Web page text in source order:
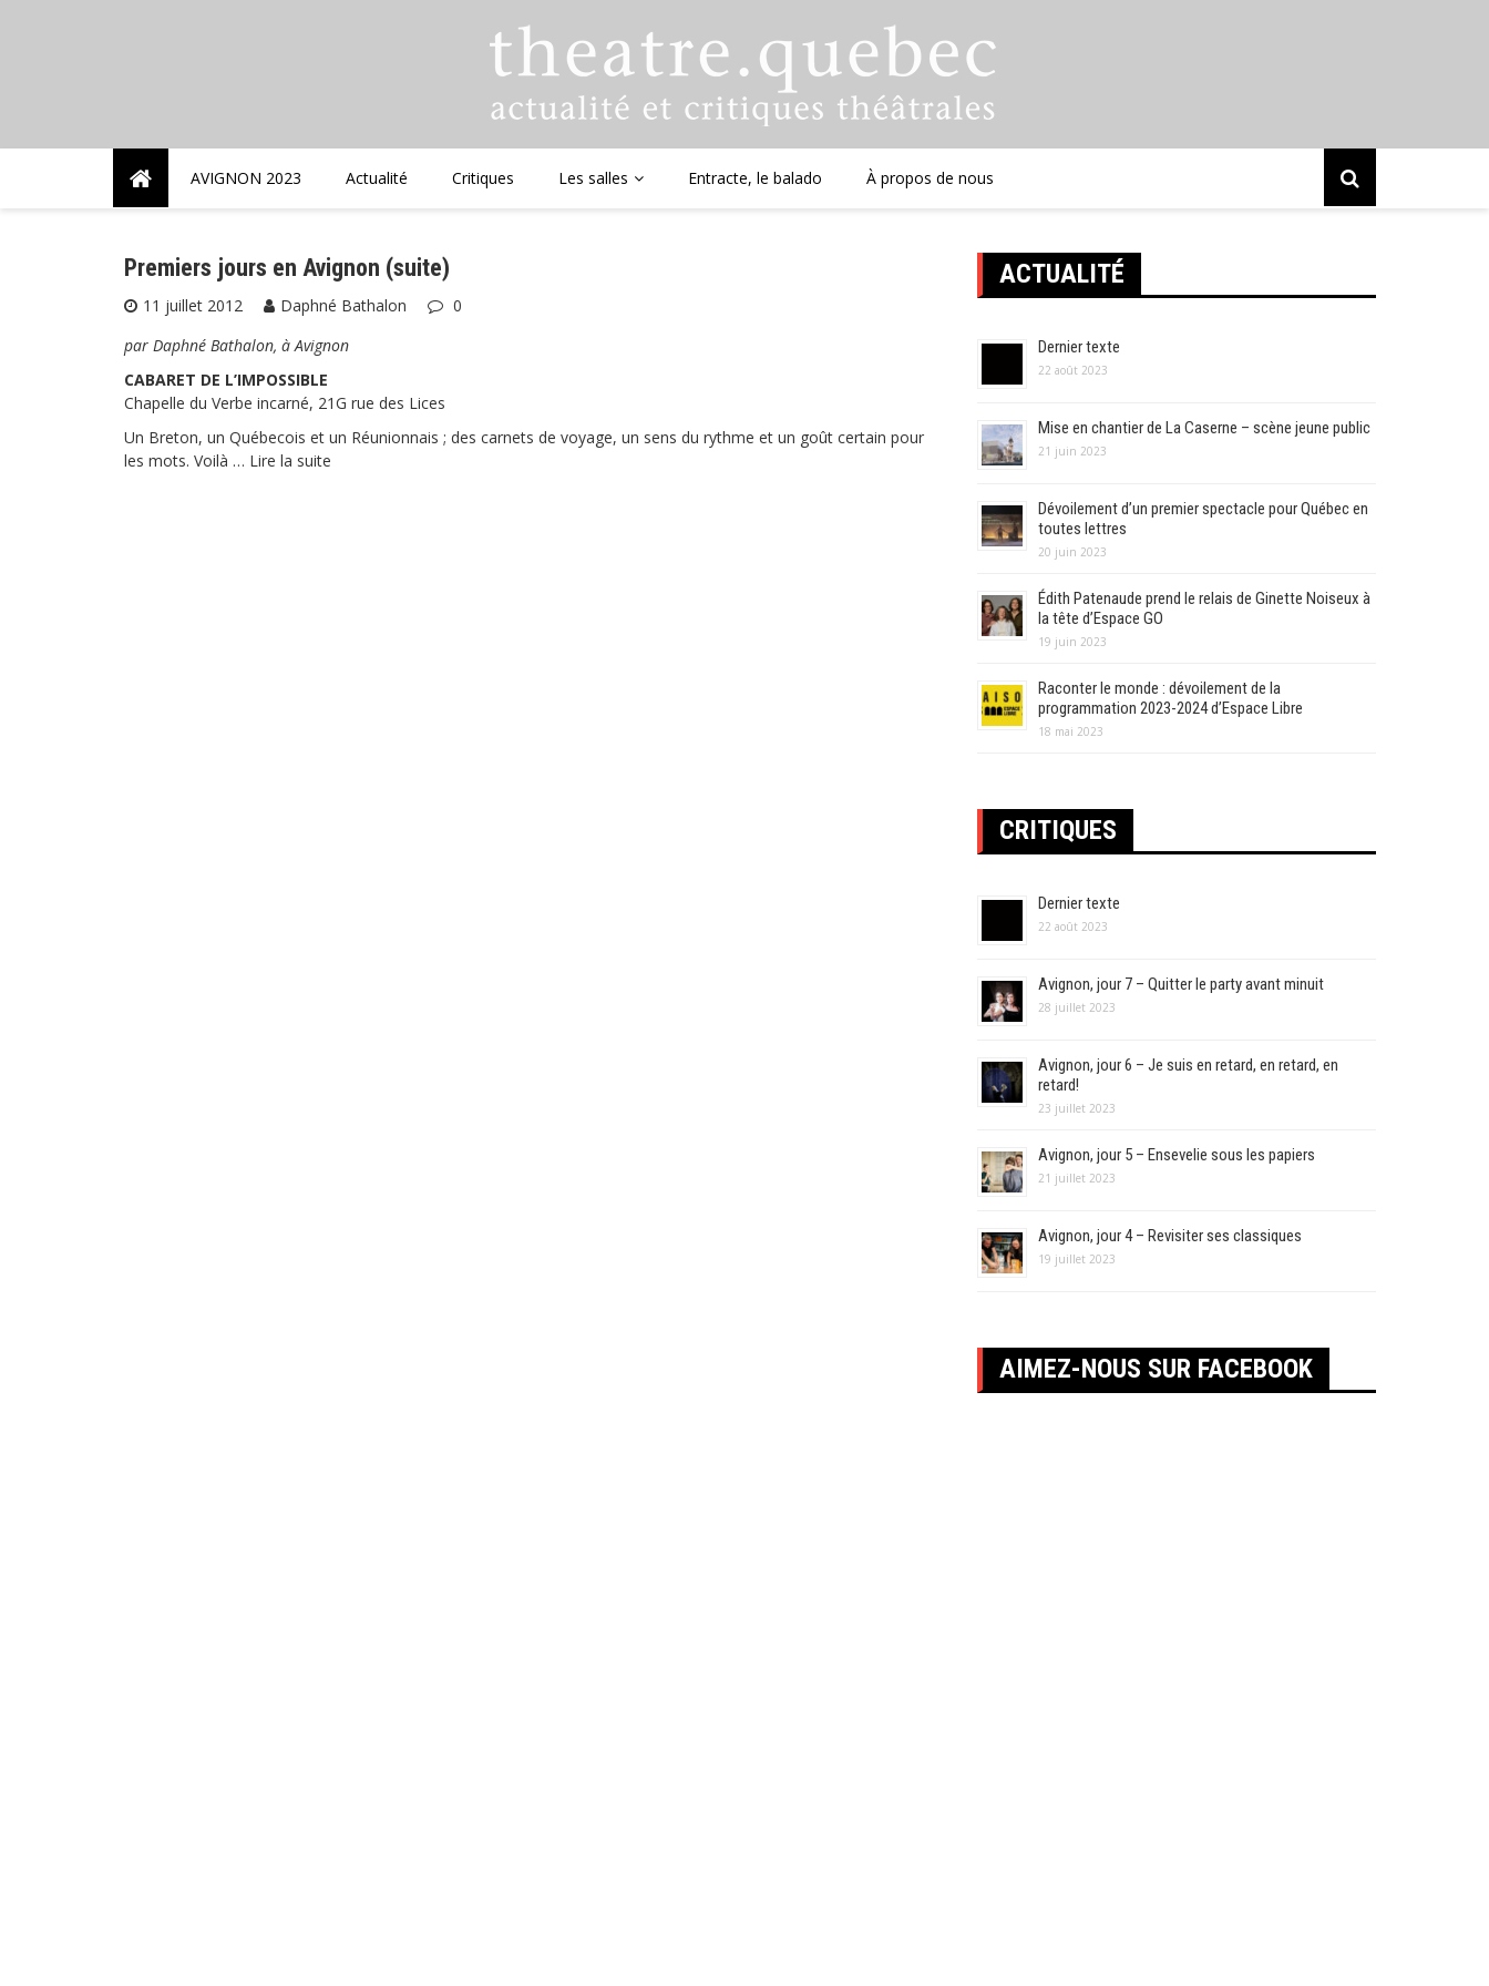
AVIGNON 2023 Actualité Critiques Les salles Entracte, le balado À propos de nous
Premiers jours en Avignon (suite)
11 juillet 2012 Daphné Bathalon
0
par Daphné Bathalon, à Avignon
CABARET DE L’IMPOSSIBLE
Chapelle du Verbe incarné, 21G rue des Lices
Un Breton, un Québecois et un Réunionnais ; des carnets de voyage, un sens du rythme et un goût certain pour
les mots. Voilà … Lire la suite
ACTUALITÉ
Dernier texte
22 août 2023
Mise en chantier de La Caserne – scène jeune public
21 juin 2023
Dévoilement d’un premier spectacle pour Québec en
toutes lettres
20 juin 2023
Édith Patenaude prend le relais de Ginette Noiseux à
la tête d’Espace GO
19 juin 2023
Raconter le monde : dévoilement de la
programmation 2023-2024 d’Espace Libre
18 mai 2023
CRITIQUES
Dernier texte
22 août 2023
Avignon, jour 7 – Quitter le party avant minuit
28 juillet 2023
Avignon, jour 6 – Je suis en retard, en retard, en
retard!
23 juillet 2023
Avignon, jour 5 – Ensevelie sous les papiers
21 juillet 2023
Avignon, jour 4 – Revisiter ses classiques
19 juillet 2023
AIMEZ-NOUS SUR FACEBOOK